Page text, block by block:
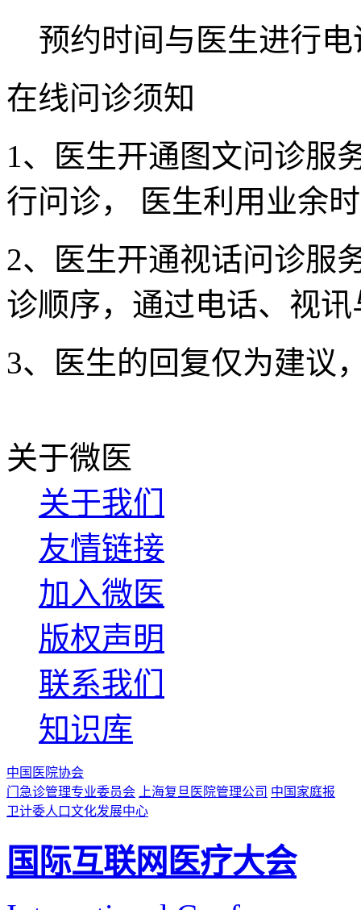
预约时间与医生进行
在线问诊须知
1、医生开通图文问诊服
行问诊， 医生利用业余
2、医生开通视话问诊服
诊顺序，通过电话、视
3、医生的回复仅为建议
关于微医
关于我们
友情链接
加入微医
版权声明
联系我们
知识库
中国医院协会
门急诊管理专业委员会
上海复旦医院管理公司 中国家庭报
卫计委人口文化发展中心
国际互联网医疗大会